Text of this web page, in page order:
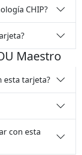
CHIP?
Maestro
esta tarjeta?
con esta